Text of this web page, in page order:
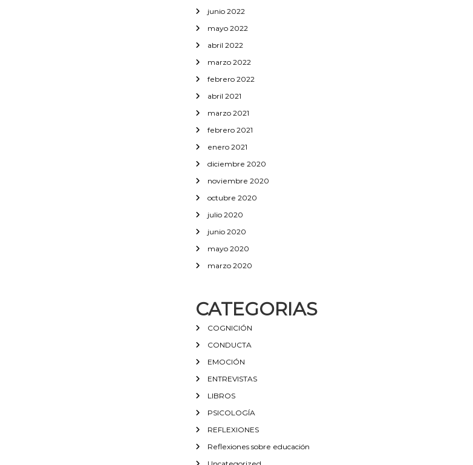
junio 2022
mayo 2022
abril 2022
marzo 2022
febrero 2022
abril 2021
marzo 2021
febrero 2021
enero 2021
diciembre 2020
noviembre 2020
octubre 2020
julio 2020
junio 2020
mayo 2020
marzo 2020
CATEGORIAS
COGNICIÓN
CONDUCTA
EMOCIÓN
ENTREVISTAS
LIBROS
PSICOLOGÍA
REFLEXIONES
Reflexiones sobre educación